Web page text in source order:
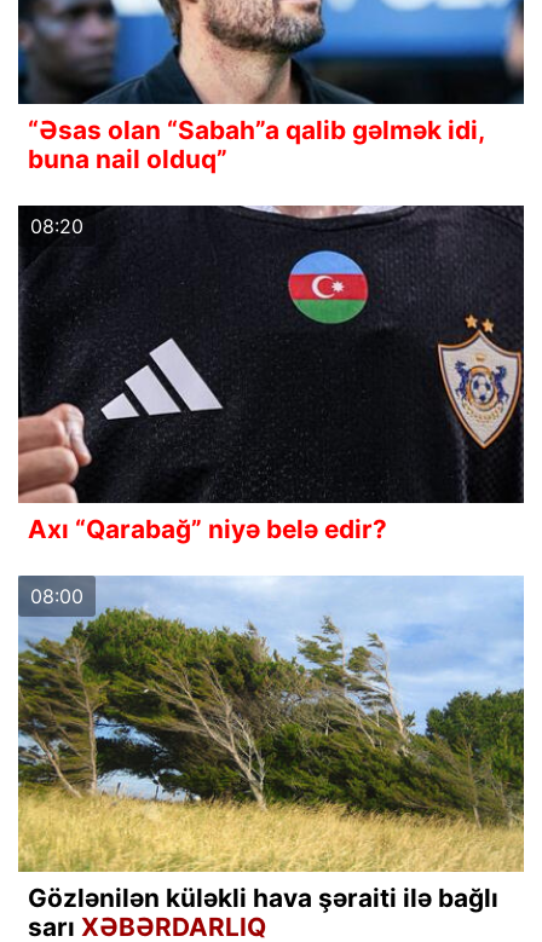
“Əsas olan “Sabah”a qalib gəlmək idi,
buna nail olduq”
08:20
Axı “Qarabağ” niyə belə edir?
08:00
Gözlənilən küləkli hava şəraiti ilə bağlı
sarı XƏBƏRDARLIQ